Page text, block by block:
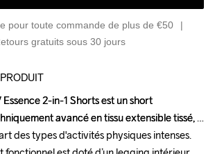
pour toute commande de plus de €50
gratuits sous 30 jours
Essence 2-in-1 Shorts est un short
avancé en tissu extensible tissé,
des types d'activités physiques intenses.
Essence 2-in-1 Shorts est un short
avancé en tissu extensible tissé,
des types d'activités physiques intenses.